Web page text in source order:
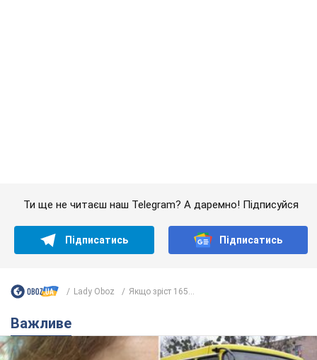
Ти ще не читаєш наш Telegram? А даремно! Підписуйся
Підписатись Підписатись
Lady Oboz Якщо зріст 165...
Важливе